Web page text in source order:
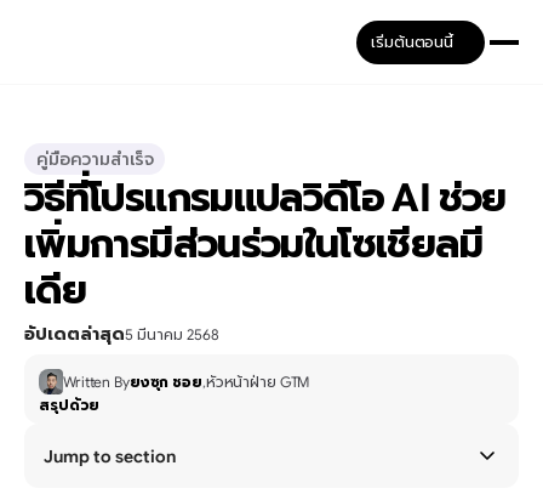
เริ่มต้นตอนนี้
คู่มือความสำเร็จ
วิธีที่โปรแกรมแปลวิดีโอ AI ช่วย
เพิ่มการมีส่วนร่วมในโซเชียลมี
เดีย
อัปเดตล่าสุด5 มีนาคม 2568
Written Byยงซุก ชอย,หัวหน้าฝ่าย GTM
สรุปด้วย
Jump to section